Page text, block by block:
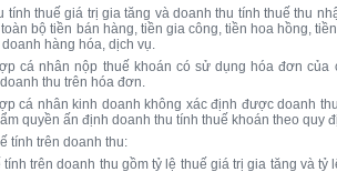
tính thuế giá trị gia tăng và doanh thu tính thuế thu
bộ tiền bán hàng, tiền gia công, tiền hoa hồng,
hàng hóa, dịch vụ.
cá nhân nộp thuế khoán có sử dụng hóa đơn
thu trên hóa đơn.
cá nhân kinh doanh không xác định được doanh
quyền ấn định doanh thu tính thuế khoán theo quy
tính trên doanh thu:
tính trên doanh thu gồm tỷ lệ thuế giá trị gia tăng và